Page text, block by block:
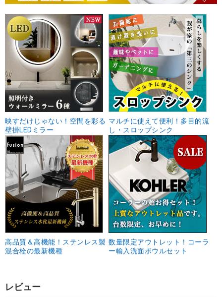
映すだけじゃない！空間を彩る
壁掛LEDミラー
マルチに使えて便利！多目的流
し・スロップシンク
高品質＆高機能！ステンレス製
混合栓の最新機種
数量限定アウトレット！コーラ
ー輸入洗面ボウルセット
レビュー